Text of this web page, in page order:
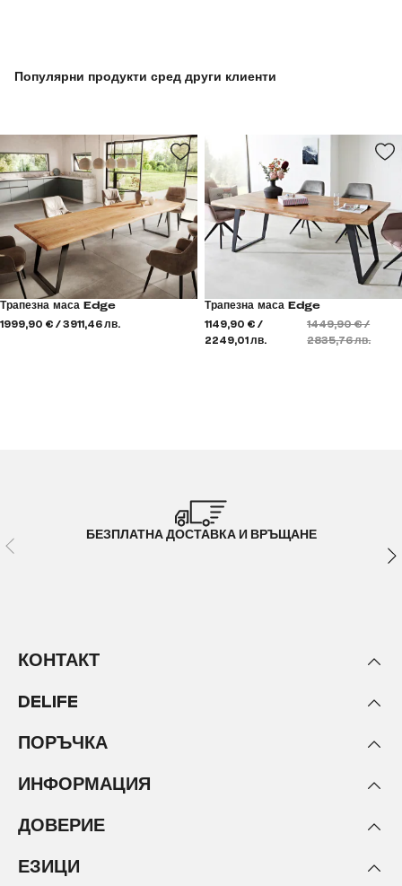
Популярни продукти сред други клиенти
Трапезна маса Edge
1999,90 € / 3911,46 лв.
Трапезна маса Edge
1149,90 € /
2249,01 лв.
1449,90 € /
2835,76 лв.
БЕЗПЛАТНА ДОСТАВКА И ВРЪЩАНЕ
КОНТАКТ
DELIFE
ПОРЪЧКА
ИНФОРМАЦИЯ
ДОВЕРИЕ
ЕЗИЦИ